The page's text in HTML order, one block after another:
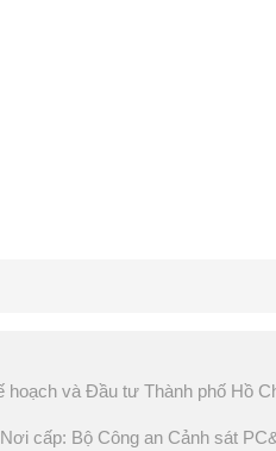
hoạch và Đầu tư Thành phố Hồ
cấp: Bộ Công an Cảnh sát